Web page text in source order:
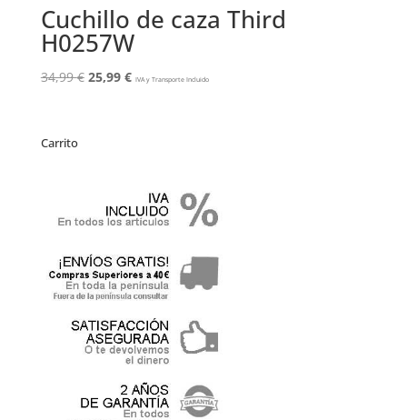
Cuchillo de caza Third
H0257W
34,99€ El
25,99 €ElIVA y Transporte Incluido
Carrito